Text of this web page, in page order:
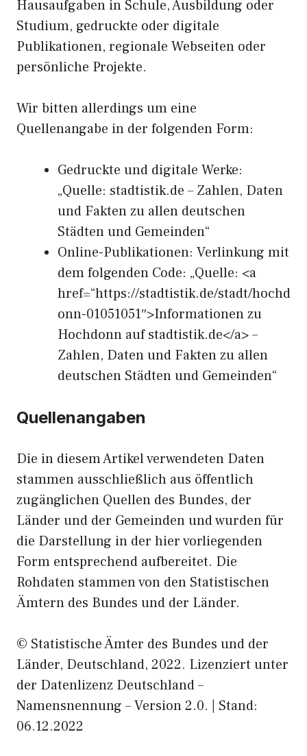
Hausaufgaben in Schule, Ausbildung oder
Studium, gedruckte oder digitale
Publikationen, regionale Webseiten oder
persönliche Projekte.
Wir bitten allerdings um eine
Quellenangabe in der folgenden Form:
Gedruckte und digitale Werke:
„Quelle: stadtistik.de – Zahlen, Daten
und Fakten zu allen deutschen
Städten und Gemeinden“
Online-Publikationen: Verlinkung mit
dem folgenden Code: „Quelle: <a
href=“https://stadtistik.de/stadt/hochd
onn-01051051″>Informationen zu
Hochdonn auf stadtistik.de</a> –
Zahlen, Daten und Fakten zu allen
deutschen Städten und Gemeinden“
Quellenangaben
Die in diesem Artikel verwendeten Daten
stammen ausschließlich aus öffentlich
zugänglichen Quellen des Bundes, der
Länder und der Gemeinden und wurden für
die Darstellung in der hier vorliegenden
Form entsprechend aufbereitet. Die
Rohdaten stammen von den Statistischen
Ämtern des Bundes und der Länder.
© Statistische Ämter des Bundes und der
Länder, Deutschland, 2022. Lizenziert unter
der Datenlizenz Deutschland –
Namensnennung – Version 2.0. | Stand:
06.12.2022